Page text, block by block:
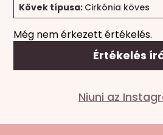
Kövek típusa: Cirkónia köves
Még nem érkezett értékelés.
Értékelés
Az e-mail címet nem tesszük
Niuni az